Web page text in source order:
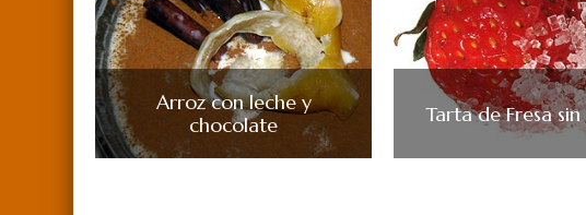
Arroz con leche y
chocolate
Tarta de Fresa